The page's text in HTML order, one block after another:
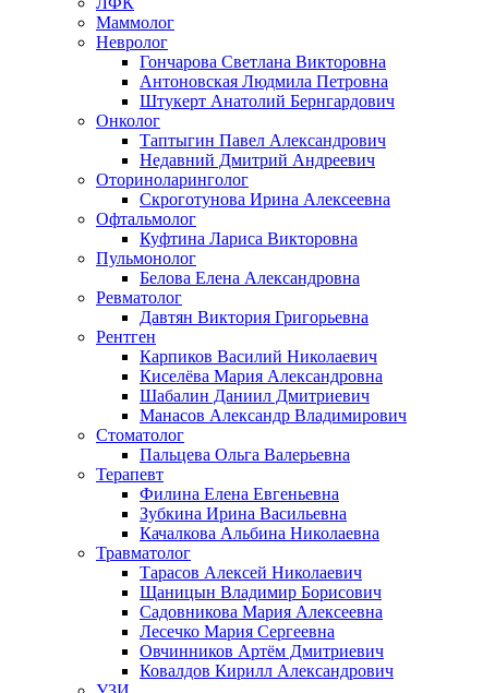
Маммолог
Невролог
Гончарова Светлана Викторовна
Антоновская Людмила Петровна
Штукерт Анатолий Бернгардович
Онколог
Таптыгин Павел Александрович
Недавний Дмитрий Андреевич
Оториноларинголог
Скроготунова Ирина Алексеевна
Офтальмолог
Куфтина Лариса Викторовна
Пульмонолог
Белова Елена Александровна
Ревматолог
Давтян Виктория Григорьевна
Рентген
Карпиков Василий Николаевич
Киселёва Мария Александровна
Шабалин Даниил Дмитриевич
Манасов Александр Владимирович
Стоматолог
Пальцева Ольга Валерьевна
Терапевт
Филина Елена Евгеньевна
Зубкина Ирина Васильевна
Качалкова Альбина Николаевна
Травматолог
Тарасов Алексей Николаевич
Щаницын Владимир Борисович
Садовникова Мария Алексеевна
Лесечко Мария Сергеевна
Овчинников Артём Дмитриевич
Ковалдов Кирилл Александрович